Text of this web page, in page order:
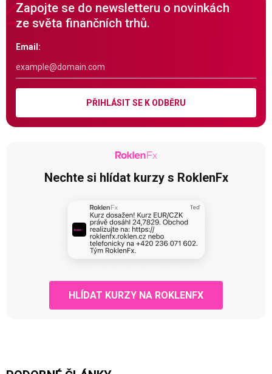
Zapojte se do newsletteru o novinkách
ze světa finančních trhů.
Email:
PŘIHLÁSIT SE K ODBĚRU
Nechte si hlídat kurzy s RoklenFx
HLÍDAT KURZY NA ROKLENFX